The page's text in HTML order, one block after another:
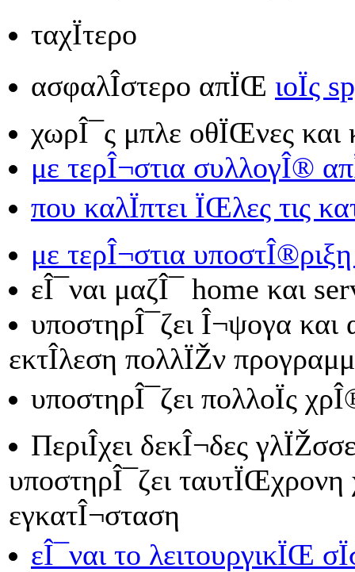
ταχÏτερο
ασφαλÎ­στερο απÏŒ ιοÏς
χωρÎ¯ς μπλε οθÏŒνες
με τερÎ¬στια συλλογÎ®
που καλÏπτει ÏŒλες τις
με τερÎ¬στια
εÎ¯ναι μαζÎ¯ home και
υποστηρÎ¯ζει Î¬ψογα
εκτÎ­λεση πολλÏŽν
υποστηρÎ¯ζει πολλοÏς
ΠεριÎ­χει δεκÎ¬δες
υποστηρÎ¯ζει
εγκατÎ¬σταση
εÎ¯ναι το λειτουργικÏŒ